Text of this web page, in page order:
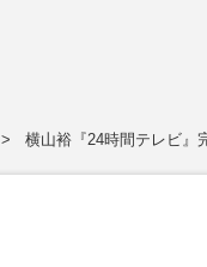
横山裕『24時間テレビ』